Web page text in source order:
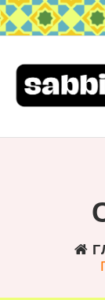
ПЕРЕЙТИ
К
СОДЕРЖИМОМУ